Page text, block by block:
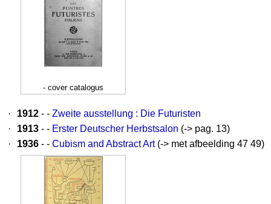
- cover catalogus
· 1912 - - Zweite ausstellung : Die Futuristen
·
1913 - - Erster Deutscher Herbstsalon (-> pag. 13)
·
1936 - - Cubism and Abstract Art(-> met afbeelding 47 49)